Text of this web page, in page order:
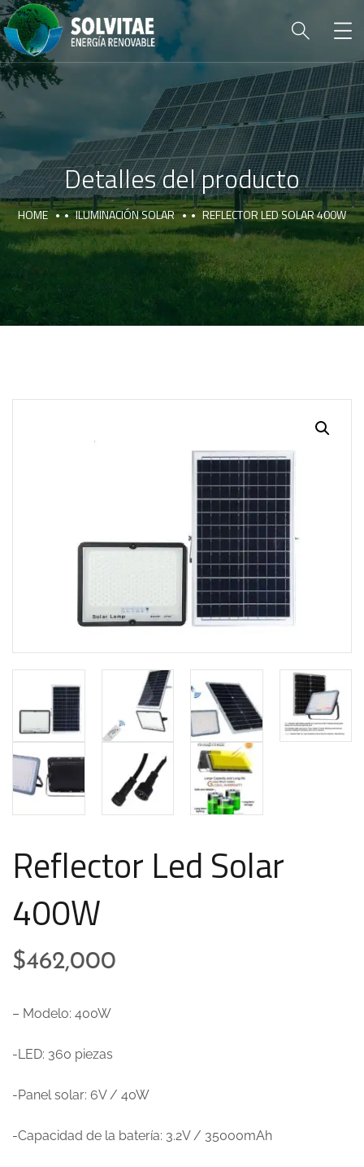
Detalles del producto
HOME ILUMINACIÓN SOLAR REFLECTOR LED SOLAR 400W
Reflector Led Solar
400W
$462,000
– Modelo: 400W
-LED: 360 piezas
-Panel solar: 6V / 40W
-Capacidad de la batería: 3.2V / 35000mAh